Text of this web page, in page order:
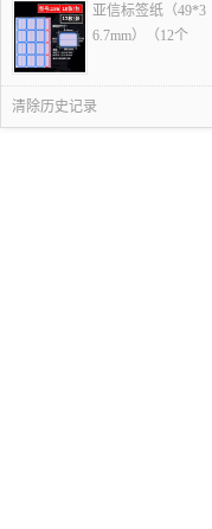
亚信标签纸（49*3
6.7mm）（12个
清除历史记录